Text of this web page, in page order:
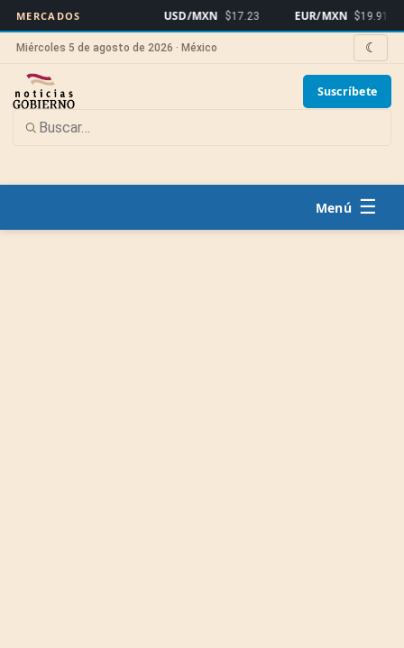
MERCADOS USD/MXN $17.23 EUR/MXN $19.91
Miércoles 5 de agosto de 2026 · México ☾
Suscríbete
☰